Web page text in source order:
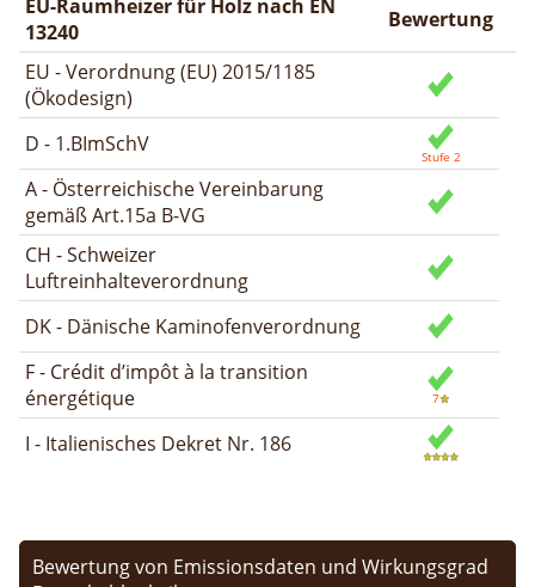
EU-Raumheizer für Holz nach EN
13240
Bewertung
EU - Verordnung (EU) 2015/1185
(Ökodesign)
D - 1.BImSchV
A - Österreichische Vereinbarung
gemäß Art.15a B-VG
CH - Schweizer
Luftreinhalteverordnung
DK - Dänische Kaminofenverordnung
F - Crédit d’impôt à la transition
énergétique
I - Italienisches Dekret Nr. 186
Bewertung von Emissionsdaten und Wirkungsgrad